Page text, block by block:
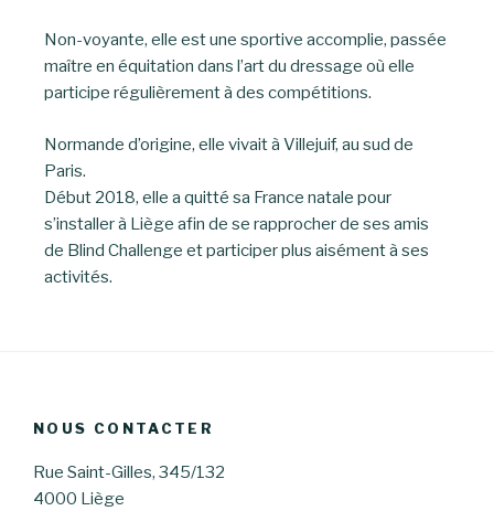
Non-voyante, elle est une sportive accomplie, passée
maître en équitation dans l’art du dressage où elle
participe régulièrement à des compétitions.
Normande d’origine, elle vivait à Villejuif, au sud de
Paris.
Début 2018, elle a quitté sa France natale pour
s’installer à Liège afin de se rapprocher de ses amis
de Blind Challenge et participer plus aisément à ses
activités.
NOUS CONTACTER
Rue Saint-Gilles, 345/132
4000 Liège